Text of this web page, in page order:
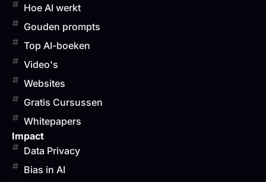
Hoe AI werkt
Gouden prompts
Top AI-boeken
Video's
Websites
Gratis Cursussen
Whitepapers
Impact
Data Privacy
Bias in AI